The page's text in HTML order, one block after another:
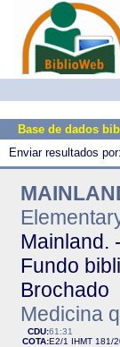
Base de dados
Enviar resultados por:
Mainland. -
Fundo
Brochado
Medicina
CDU:61:31
COTA:E2/1 IHMT 181/